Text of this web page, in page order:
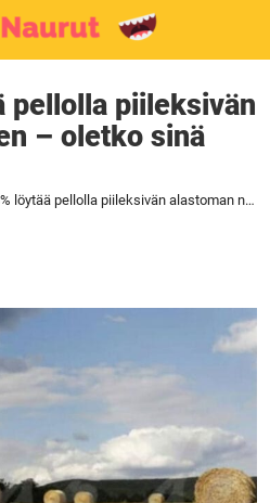
pellolla piileksivän
– oletko sinä
Vain 23% löytää pellolla piileksivän alastoman naisen – oletko sinä yksi heistä?